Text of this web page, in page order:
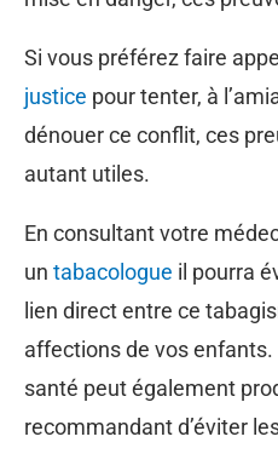
Si vous préférez faire
justice pour tenter, à
dénouer ce conflit, ces
autant utiles.
En consultant votre
un tabacologue il pourra
lien direct entre ce
affections de vos
santé peut également
recommandant d’éviter